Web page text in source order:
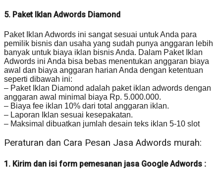
5. Paket Iklan Adwords Diamond
Paket Iklan Adwords ini sangat sesuai untuk Anda para
pemilik bisnis dan usaha yang sudah punya anggaran lebih
banyak untuk biaya iklan bisnis Anda. Dalam Paket Iklan
Adwords ini Anda bisa bebas menentukan anggaran biaya
awal dan biaya anggaran harian Anda dengan ketentuan
seperti dibawah ini:
– Paket Iklan Diamond adalah paket iklan adwords dengan
anggaran awal minimal biaya Rp. 5.000.000.
– Biaya fee iklan 10% dari total anggaran iklan.
– Laporan Iklan sesuai kesepakatan.
– Maksimal dibuatkan jumlah desain teks iklan 5-10 slot
Peraturan dan Cara Pesan Jasa Adwords murah:
1. Kirim dan isi form pemesanan jasa Google Adwords :